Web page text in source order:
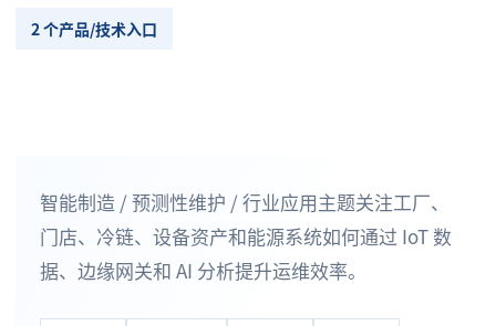
2 个产品/技术入口
智能制造 / 预测性维护 / 行业应用主题关注工厂、
门店、冷链、设备资产和能源系统如何通过 IoT 数
据、边缘网关和 AI 分析提升运维效率。